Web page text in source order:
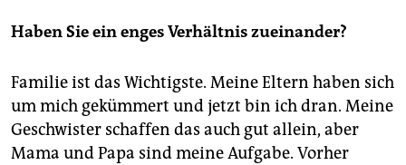
Haben Sie ein enges Verhältnis zueinander?
Familie ist das Wichtigste. Meine Eltern haben sich
um mich gekümmert und jetzt bin ich dran. Meine
Geschwister schaffen das auch gut allein, aber
Mama und Papa sind meine Aufgabe. Vorher